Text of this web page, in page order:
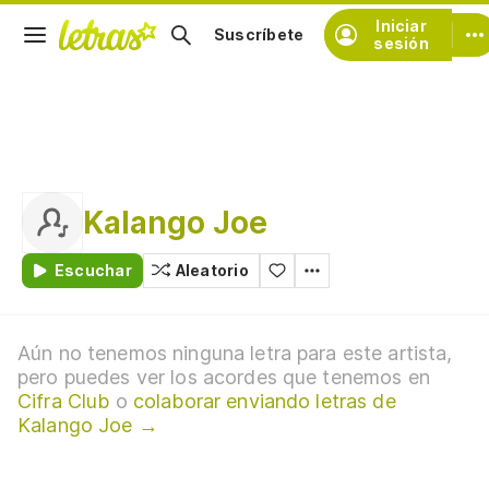
Iniciar
sesión
Suscríbete
Kalango Joe
Escuchar Aleatorio
Aún no tenemos ninguna letra para este artista,
pero puedes ver los acordes que tenemos en
Cifra Club o colaborar enviando letras de
Kalango Joe →